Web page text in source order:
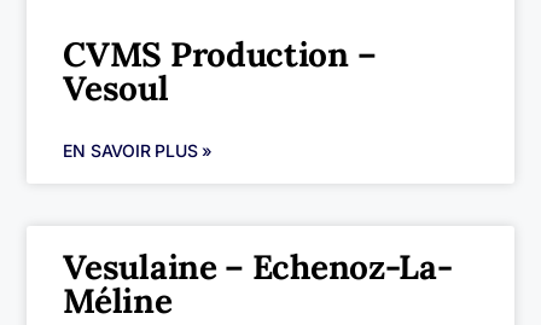
CVMS Production –
Vesoul
EN SAVOIR PLUS »
Vesulaine – Echenoz-La-
Méline